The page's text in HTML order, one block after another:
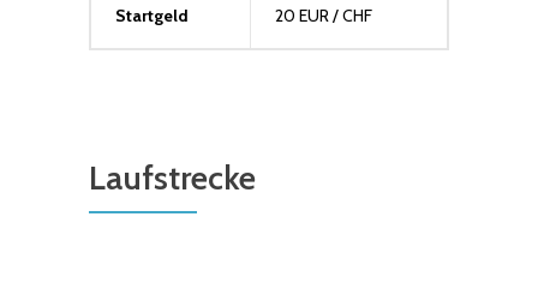
Startgeld 20 EUR / CHF
Laufstrecke